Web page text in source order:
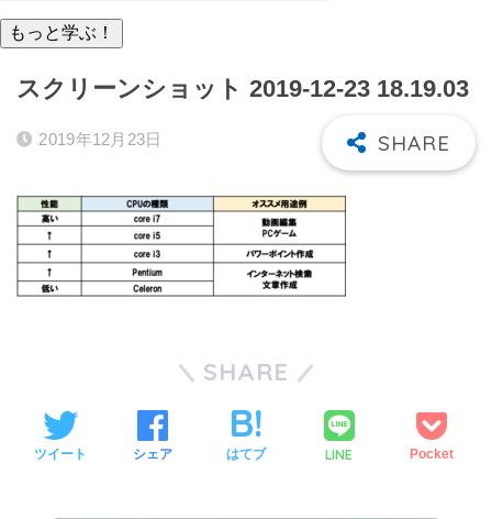
スクリーンショット 2019-12-23 18.19.03
2019年12月23日
SHARE
ツイート シェア はてブ LINE Pocket